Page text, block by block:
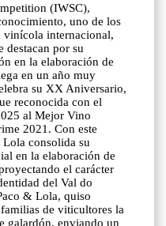
(IWSC),
uno de los
vinícola internacional,
destacan por su
en la elaboración de
en un año muy
su XX Aniversario,
reconocida con el
al Mejor Vino
2021. Con este
consolida su
en la elaboración de
el carácter
del Val do
& Lola, quiso
de viticultores la
galardón, enviando un